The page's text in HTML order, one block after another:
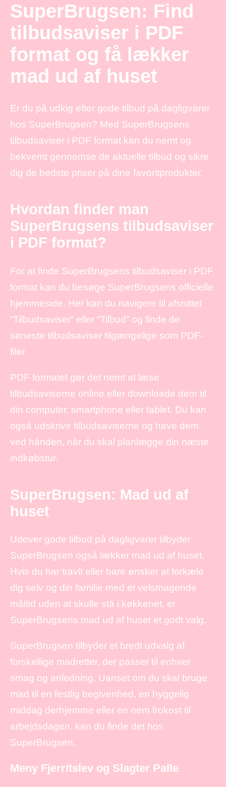
SuperBrugsen: Find
tilbudsaviser i PDF
format og få lækker
mad ud af huset
Er du på udkig efter gode tilbud på dagligvarer
hos SuperBrugsen? Med SuperBrugsens
tilbudsaviser i PDF format kan du nemt og
bekvemt gennemse de aktuelle tilbud og sikre
dig de bedste priser på dine favoritprodukter.
Hvordan finder man
SuperBrugsens tilbudsaviser
i PDF format?
For at finde SuperBrugsens tilbudsaviser i PDF
format kan du besøge SuperBrugsens officielle
hjemmeside. Her kan du navigere til afsnittet
“Tilbudsaviser” eller “Tilbud” og finde de
seneste tilbudsaviser tilgængelige som PDF-
filer.
PDF formatet gør det nemt at læse
tilbudsaviserne online eller downloade dem til
din computer, smartphone eller tablet. Du kan
også udskrive tilbudsaviserne og have dem
ved hånden, når du skal planlægge din næste
indkøbstur.
SuperBrugsen: Mad ud af
huset
Udover gode tilbud på dagligvarer tilbyder
SuperBrugsen også lækker mad ud af huset.
Hvis du har travlt eller bare ønsker at forkæle
dig selv og din familie med et velsmagende
måltid uden at skulle stå i køkkenet, er
SuperBrugsens mad ud af huset et godt valg.
SuperBrugsen tilbyder et bredt udvalg af
forskellige madretter, der passer til enhver
smag og anledning. Uanset om du skal bruge
mad til en festlig begivenhed, en hyggelig
middag derhjemme eller en nem frokost til
arbejdsdagen, kan du finde det hos
SuperBrugsen.
Meny Fjerritslev og Slagter Palle